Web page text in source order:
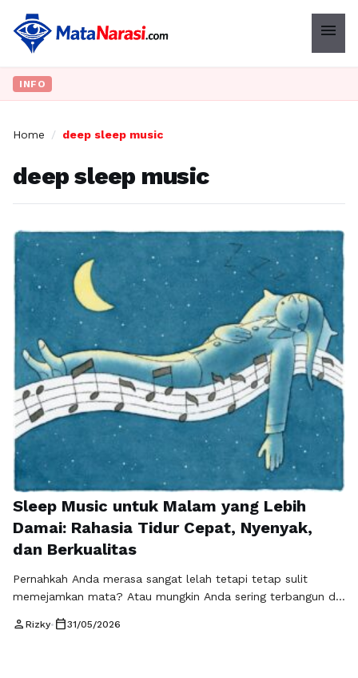
menu
INFO
Home / deep sleep music
deep sleep music
Sleep Music untuk Malam yang Lebih
Damai: Rahasia Tidur Cepat, Nyenyak,
dan Berkualitas
Pernahkah Anda merasa sangat lelah tetapi tetap sulit
memejamkan mata? Atau mungkin Anda sering terbangun di
seperti ini sering dialami banyak orang akibat stres,
person Rizky• calendar_today31/05/2026